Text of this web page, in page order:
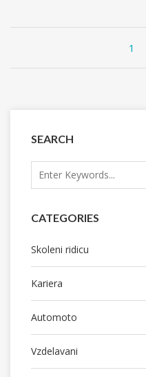
SEARCH
CATEGORIES
Skoleni ridicu
Kariera
Automoto
Vzdelavani
1